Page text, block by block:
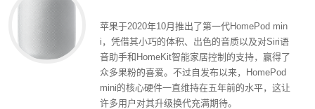
苹果于2020年10月推出了第一代HomePod min
i，凭借其小巧的体积、出色的音质以及对Siri语
音助手和HomeKit智能家居控制的支持，赢得了
众多果粉的喜爱。不过自发布以来，HomePod
mini的核心硬件一直维持在五年前的水平，这让
许多用户对其升级换代充满期待。